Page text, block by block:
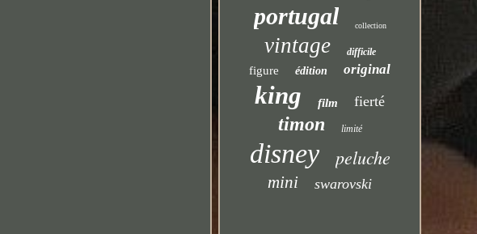
portugal collection
vintage difficile
figure édition original
king film fierté
timon limité
disney peluche
mini swarovski